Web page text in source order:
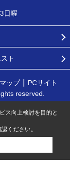
日曜
ト
ップ
PCサイト
reserved.
ス向上検討を目的と
ください。